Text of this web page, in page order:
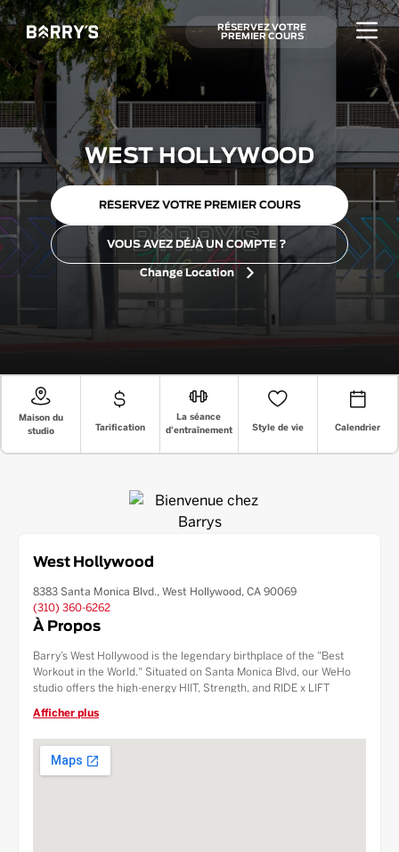
RÉSERVEZ VOTRE
PREMIER COURS
WEST HOLLYWOOD
RÉSERVEZ VOTRE PREMIER COURS
VOUS AVEZ DÉJÀ UN COMPTE ?
Change Location
Maison du
studio
Tarification
La séance
d'entraînement
Style de vie Calendrier
West Hollywood
8383 Santa Monica Blvd., West Hollywood, CA 90069
(310) 360-6262
À Propos
Barry’s West Hollywood is the legendary birthplace of the "Best
Workout in the World." Situated on Santa Monica Blvd, our WeHo
studio offers the high-energy HIIT, Strength, and RIDE x LIFT
clientele and elite instructors, our West Hollywood location features
full-service amenities and a high-octane atmosphere. Experience
the original Red Room in the heart of West Hollywood, just minutes
from the Sunset Strip and Beverly Hills.
Afficher plus